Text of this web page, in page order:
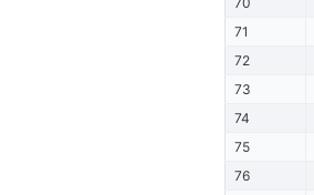
71
72
73
74
75
76